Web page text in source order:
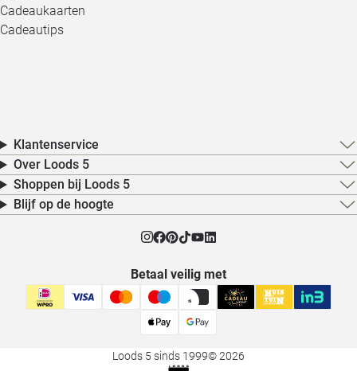
Cadeaukaarten
Cadeautips
Klantenservice
Over Loods 5
Shoppen bij Loods 5
Blijf op de hoogte
Betaal veilig met
Loods 5 sinds 1999© 2026